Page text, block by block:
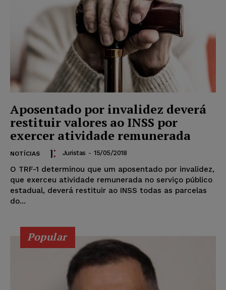
Aposentado por invalidez deverá
restituir valores ao INSS por
exercer atividade remunerada
NOTÍCIAS Juristas - 15/05/2018
O TRF-1 determinou que um aposentado por invalidez,
que exerceu atividade remunerada no serviço público
estadual, deverá restituir ao INSS todas as parcelas
do...
Popular